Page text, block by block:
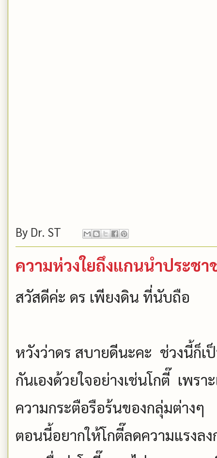
By Dr. ST
ความห่วงใยถึงแกนนำประช
สวัสดีค่ะ ดร เพียงดิน ที่นับถือ
หวังว่าดร สบายดีนะคะ ช่วงนี้ก็เ
กันเองด้วยใจอย่างเช่นโกตี๊ เพรา
ความกระตือรือร้นของกลุ่มต่างๆ
ตอนนี้อยากให้โกตี๊ลดความแรงล